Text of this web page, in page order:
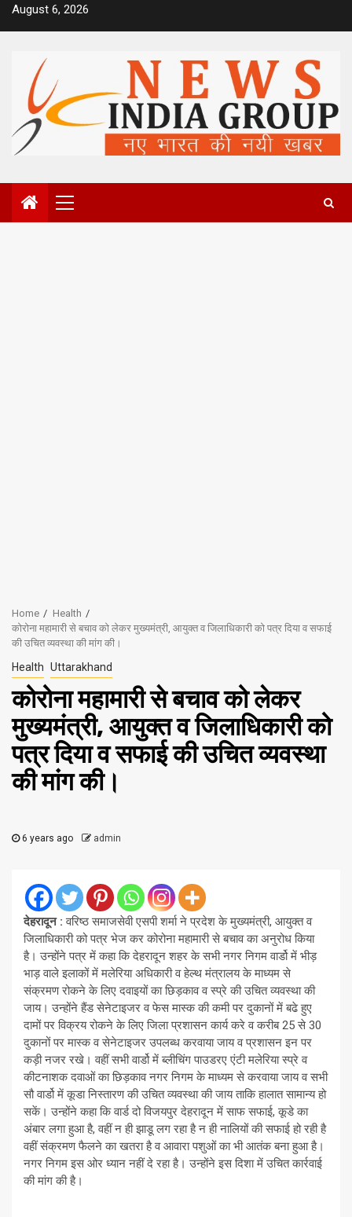
SkipAugust 6, 2026
Primary
Menu
Home
Health
कोरोना महामारी से बचाव को लेकर मुख्यमंत्री, आयुक्त व जिलाधिकारी को पत्र दिया व सफाई
की उचित व्यवस्था की मांग की।
Health Uttarakhand
कोरोना महामारी से बचाव को लेकर
मुख्यमंत्री, आयुक्त व जिलाधिकारी को
पत्र दिया व सफाई की उचित व्यवस्था
की मांग की।
6 years ago admin
देहरादून : वरिष्ठ समाजसेवी एसपी शर्मा ने प्रदेश के मुख्यमंत्री, आयुक्त व
जिलाधिकारी को पत्र भेज कर कोरोना महामारी से बचाव का अनुरोध किया
है। उन्होंने पत्र में कहा कि देहरादून शहर के सभी नगर निगम वार्डो में भीड़
भाड़ वाले इलाकों में मलेरिया अधिकारी व हेल्थ मंत्रालय के माध्यम से
संक्रमण रोकने के लिए दवाइयों का छिड़काव व स्प्रे की उचित व्यवस्था की
जाय। उन्होंने हैंड सेनेटाइजर व फेस मास्क की कमी पर दुकानों में बढे हुए
दामों पर विक्रय रोकने के लिए जिला प्रशासन कार्य करे व करीब 25 से 30
दुकानों पर मास्क व सेनेटाइजर उपलब्ध करवाया जाय व प्रशासन इन पर
कड़ी नजर रखे। वहीं सभी वार्डो में ब्लीचिंग पाउडरए एंटी मलेरिया स्प्रे व
कीटनाशक दवाओं का छिड़काव नगर निगम के माध्यम से करवाया जाय व सभी
सौ वार्डो में कूडा निस्तारण की उचित व्यवस्था की जाय ताकि हालात सामान्य हो
सकें। उन्होंने कहा कि वार्ड दो विजयपुर देहरादून में साफ सफाई, कूडे का
अंबार लगा हुआ है, वहीं न ही झाडू लग रहा है न ही नालियों की सफाई हो रही है
वहीं संक्रमण फैलने का खतरा है व आवारा पशुओं का भी आतंक बना हुआ है।
नगर निगम इस ओर ध्यान नहीं दे रहा है। उन्होंने इस दिशा में उचित कार्रवाई
की मांग की है।